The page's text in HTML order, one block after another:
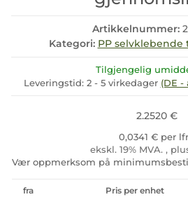
Artikkelnummer:
Kategori: PP
Tilgjengelig
Leveringstid: 2 - 5 virkedager (DE
2.2520 €
0,0341 € per
ekskl. 19% MVA. ,
Vær oppmerksom på
fra Pris per enhet